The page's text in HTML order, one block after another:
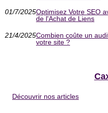
01/7/2025Optimisez Votre SEO
de l'Achat de Liens
21/4/2025Combien coûte un
votre site ?
Découvrir nos articles